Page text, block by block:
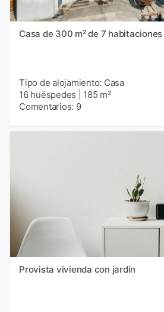
Casa de 300 m² de 7 habitaciones
Tipo de alojamiento: Casa
16 huéspedes
185 m²
Comentarios: 9
Provista vivienda con jardín